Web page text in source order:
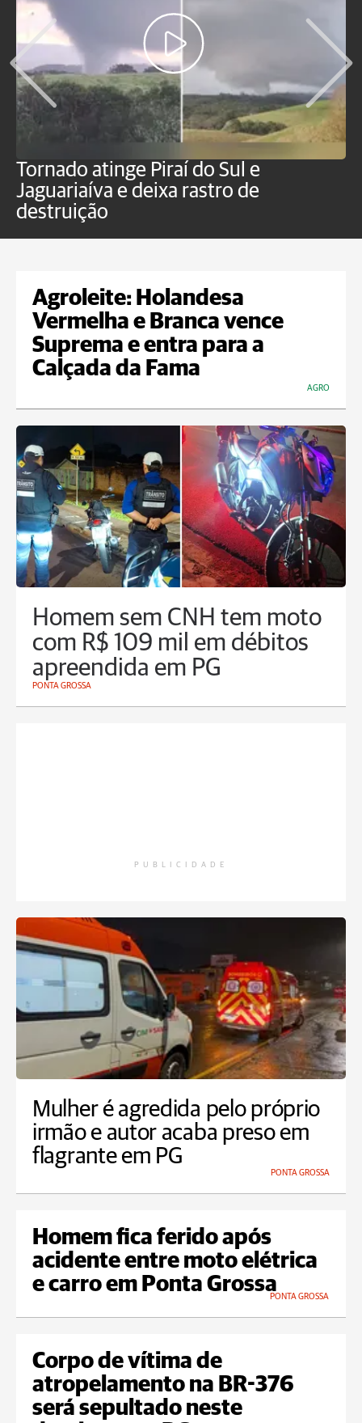
Tornado atinge Piraí do Sul e
Jaguariaíva e deixa rastro de
destruição
Agroleite: Holandesa
Vermelha e Branca vence
Suprema e entra para a
Calçada da Fama
AGRO
Homem sem CNH tem moto
com R$ 109 mil em débitos
apreendida em PG
PONTA GROSSA
PUBLICIDADE
Mulher é agredida pelo próprio
irmão e autor acaba preso em
flagrante em PG
PONTA GROSSA
Homem fica ferido após
acidente entre moto elétrica
e carro em Ponta Grossa
PONTA GROSSA
Corpo de vítima de
atropelamento na BR-376
será sepultado neste